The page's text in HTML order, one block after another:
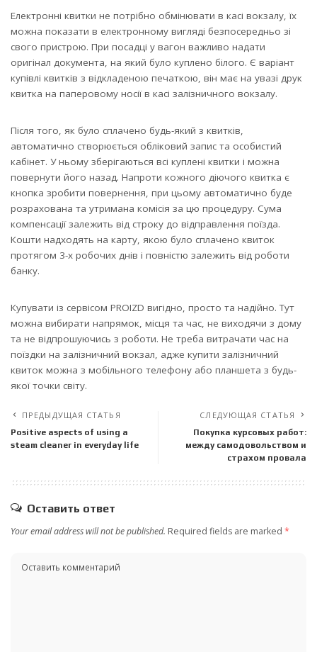
Електронні квитки не потрібно обмінювати в касі вокзалу, їх
можна показати в електронному вигляді безпосередньо зі
свого пристрою. При посадці у вагон важливо надати
оригінал документа, на який було куплено білого. Є варіант
купівлі квитків з відкладеною печаткою, він має на увазі друк
квитка на паперовому носії в касі залізничного вокзалу.
Після того, як було сплачено будь-який з квитків,
автоматично створюється обліковий запис та особистий
кабінет. У ньому зберігаються всі куплені квитки і можна
повернути його назад. Напроти кожного діючого квитка є
кнопка зробити повернення, при цьому автоматично буде
розрахована та утримана комісія за цю процедуру. Сума
компенсації залежить від строку до відправлення поїзда.
Кошти надходять на карту, якою було сплачено квиток
протягом 3-х робочих днів і повністю залежить від роботи
банку.
Купувати із сервісом PROIZD вигідно, просто та надійно. Тут
можна вибирати напрямок, місця та час, не виходячи з дому
та не відпрошуючись з роботи. Не треба витрачати час на
поїздки на залізничний вокзал, адже купити залізничний
квиток можна з мобільного телефону або планшета з будь-
якої точки світу.
ПРЕДЫДУЩАЯ СТАТЬЯ
Positive aspects of using a
steam cleaner in everyday life
СЛЕДУЮЩАЯ СТАТЬЯ
Покупка курсовых работ:
между самодовольством и
страхом провала
Оставить ответ
Your email address will not be published. Required fields are marked *